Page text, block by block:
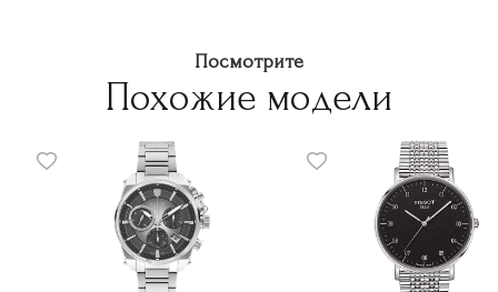
Посмотрите
Похожие модели